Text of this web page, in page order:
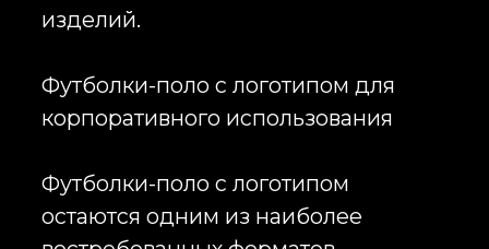
сотрудники действительно хотят
футболки с логотипом всё чаще
корпоративного мерча, welcome-
маркетинговых кампаний.
Современный корпоративный
мерч должен решать сразу